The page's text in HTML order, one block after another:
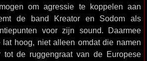
om agressie te koppelen aan
de band Kreator en Sodom als
voor zijn sound. Daarmee
hoog, niet alleen omdat die namen
de ruggengraat van de Europese